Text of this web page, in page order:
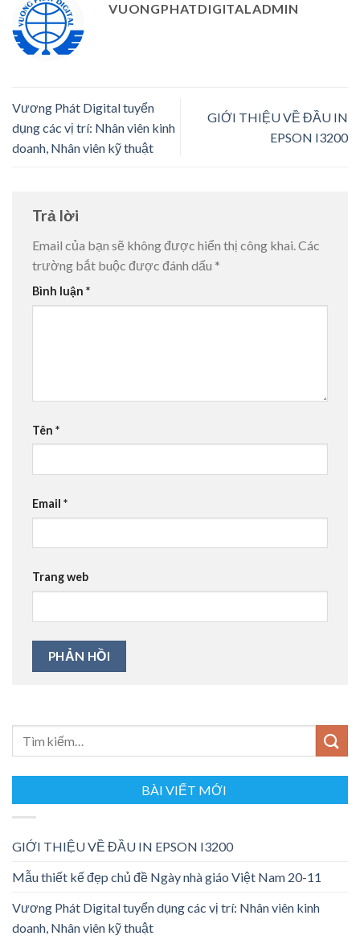
VUONGPHATDIGITALADMIN
Vương Phát Digital tuyển
dụng các vị trí: Nhân viên kinh
doanh, Nhân viên kỹ thuật
GIỚI THIỆU VỀ ĐẦU IN
EPSON I3200
Trả lời
Email của bạn sẽ không được hiển thị công khai.Các
trường bắt buộc được đánh dấu *
Bình luận *
Tên *
Email *
Trang web
BÀI VIẾT MỚI
GIỚI THIỆU VỀ ĐẦU IN EPSON I3200
Mẫu thiết kế đẹp chủ đề Ngày nhà giáo Việt Nam 20-11
Vương Phát Digital tuyển dụng các vị trí: Nhân viên kinh
doanh, Nhân viên kỹ thuật